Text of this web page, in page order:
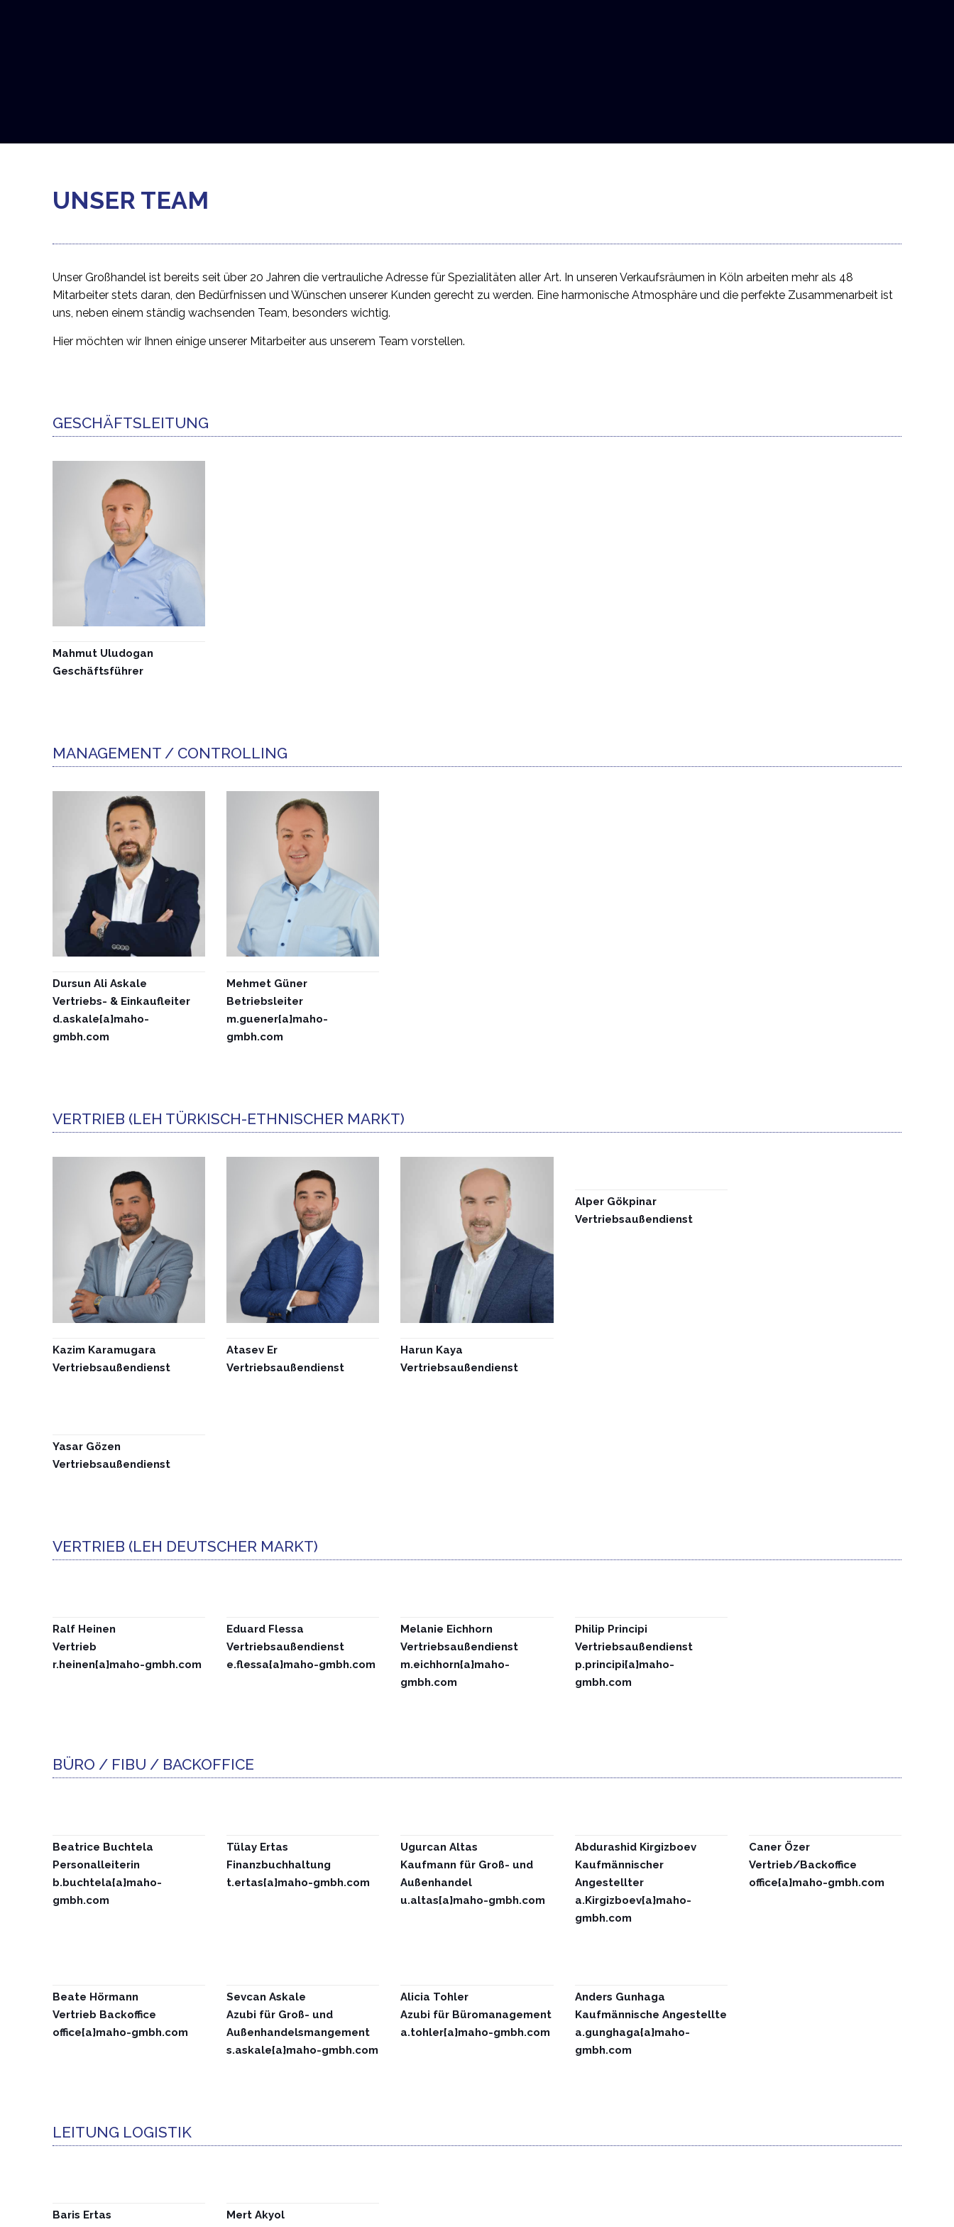
UNSER TEAM
Unser Großhandel ist bereits seit über 20 Jahren die vertrauliche Adresse für Spezialitäten aller Art. In unseren Verkaufsräumen in Köln arbeiten mehr als 48
Mitarbeiter stets daran, den Bedürfnissen und Wünschen unserer Kunden gerecht zu werden. Eine harmonische Atmosphäre und die perfekte Zusammenarbeit ist
uns, neben einem ständig wachsenden Team, besonders wichtig.
Hier möchten wir Ihnen einige unserer Mitarbeiter aus unserem Team vorstellen.
GESCHÄFTSLEITUNG
Mahmut Uludogan
Geschäftsführer
MANAGEMENT / CONTROLLING
Dursun Ali Askale
Vertriebs- & Einkaufleiter
d.askale{a}maho-
gmbh.com
Mehmet Güner
Betriebsleiter
m.guener{a}maho-
gmbh.com
VERTRIEB (LEH TÜRKISCH-ETHNISCHER MARKT)
Kazim Karamugara
Vertriebsaußendienst
Atasev Er
Vertriebsaußendienst
Harun Kaya
Vertriebsaußendienst
Alper Gökpinar
Vertriebsaußendienst
Yasar Gözen
Vertriebsaußendienst
VERTRIEB (LEH DEUTSCHER MARKT)
Ralf Heinen
Vertrieb
r.heinen{a}maho-gmbh.com
Eduard Flessa
Vertriebsaußendienst
e.flessa{a}maho-gmbh.com
Melanie Eichhorn
Vertriebsaußendienst
m.eichhorn{a}maho-
gmbh.com
Philip Principi
Vertriebsaußendienst
p.principi{a}maho-
gmbh.com
BÜRO / FIBU / BACKOFFICE
Beatrice Buchtela
Personalleiterin
b.buchtela{a}maho-
gmbh.com
Tülay Ertas
Finanzbuchhaltung
t.ertas{a}maho-gmbh.com
Ugurcan Altas
Kaufmann für Groß- und
Außenhandel
u.altas{a}maho-gmbh.com
Abdurashid Kirgizboev
Kaufmännischer
Angestellter
a.Kirgizboev{a}maho-
gmbh.com
Caner Özer
Vertrieb/Backoffice
office{a}maho-gmbh.com
Beate Hörmann
Vertrieb Backoffice
office{a}maho-gmbh.com
Sevcan Askale
Azubi für Groß- und
Außenhandelsmangement
s.askale{a}maho-gmbh.com
Alicia Tohler
Azubi für Büromanagement
a.tohler{a}maho-gmbh.com
Anders Gunhaga
Kaufmännische Angestellte
a.gunghaga{a}maho-
gmbh.com
LEITUNG LOGISTIK
Baris Ertas
Mert Akyol